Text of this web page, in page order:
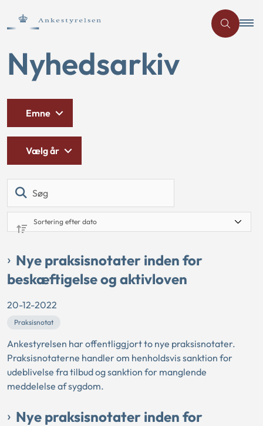
Nyhedsarkiv
Emne
Vælg år
Nye praksisnotater inden for
beskæftigelse og aktivloven
20-12-2022
Praksisnotat
Ankestyrelsen har offentliggjort to nye praksisnotater.
Praksisnotaterne handler om henholdsvis sanktion for
udeblivelse fra tilbud og sanktion for manglende
meddelelse af sygdom.
Nye praksisnotater inden for